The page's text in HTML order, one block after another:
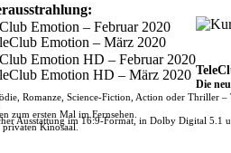
Emotion – Februar 2020
Emotion – März 2020
Emotion HD – Februar 2020
Emotion HD – März 2020
Die
Romanze, Science-Fiction, Action oder Thriller –
zum ersten Mal im Fernsehen.
Ausstattung im 16:9-Format, in Dolby Digital 5.1
privaten Kinosaal.